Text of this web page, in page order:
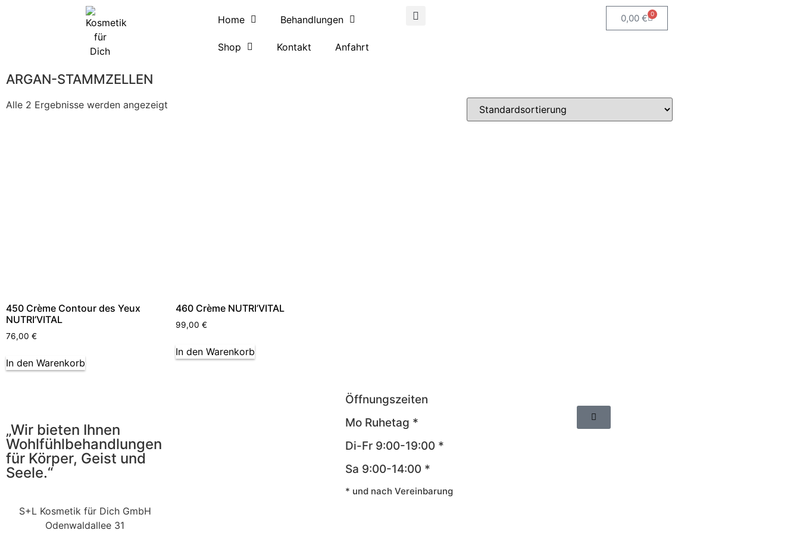
Home Behandlungen
Shop Kontakt Anfahrt
0,00 € 0
ARGAN-STAMMZELLEN
Alle 2 Ergebnisse werden angezeigt
450 Crème Contour des Yeux
NUTRI’VITAL
76,00 €
In den Warenkorb
460 Crème NUTRI’VITAL
99,00 €
In den Warenkorb
„Wir bieten Ihnen
Wohlfühlbehandlungen
für Körper, Geist und
Seele.“
S+L Kosmetik für Dich GmbH
Odenwaldallee 31
Öffnungszeiten
Mo Ruhetag *
Di-Fr 9:00-19:00 *
Sa 9:00-14:00 *
* und nach Vereinbarung